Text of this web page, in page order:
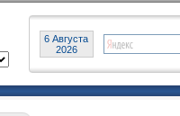
6 Августа
2026